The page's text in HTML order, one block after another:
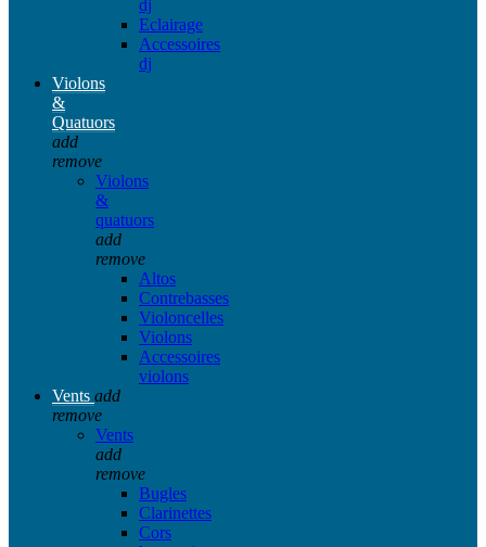
dj
Eclairage
Accessoires
dj
Violons
&
Quatuors
add
remove
Violons
&
quatuors
add
remove
Altos
Contrebasses
Violoncelles
Violons
Accessoires
violons
Vents add
remove
Vents
add
remove
Bugles
Clarinettes
Cors